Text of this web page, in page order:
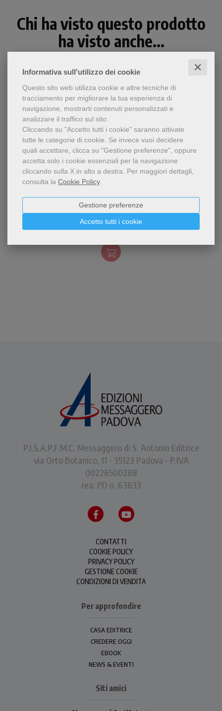
Informativa sull'utilizzo dei cookie ✕
Questo sito web utilizza cookie e altre tecniche di
tracciamento per migliorare la tua esperienza di
navigazione, mostrarti contenuti personalizzati e
analizzare il traffico sul sito.
Cliccando su "Accetto tutti i cookie" saranno attivate
tutte le categorie di cookie. Se invece vuoi decidere
quali accettare, clicca su "Gestione preferenze", oppure
accetta solo i cookie essenziali per la navigazione
cliccando sulla X in alto a destra. Per maggiori dettagli,
consulta la Cookie Policy.
Accetto tutti i cookie
Gestione preferenze
Chi ha visto questo prodotto
ha visto anche...
tratta dalle opere più
famose di una santa
scrittrice, infiammata di
spiritualità.
TERESA D'AVILA
P.I.S.A.P.F.M.C. Messaggero di S. Antonio Editrice
via Orto Botanico, 11 - 35123 Padova - P.IVA
00226500288
rea: PD n. 63633
CONTATTI
COOKIE POLICY
PRIVACY POLICY
GESTIONE COOKIE
CONDIZIONI DI VENDITA
Per approfondire
CASA EDITRICE
CREDERE OGGI
EBOOK
NEWS & EVENTI
Siti amici